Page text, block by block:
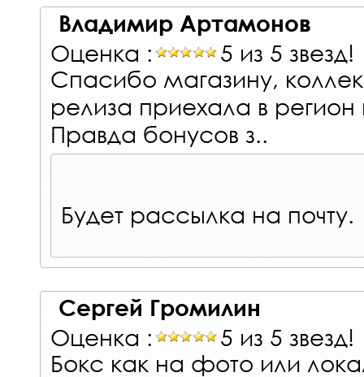
Владимир Артамонов
Оценка :
5 из 5 звезд!
Спасибо магазину,
релиза приехала в
Правда бонусов з..
Будет рассылка на почту.
Сергей Громилин
Оценка :
5 из 5 звезд!
Бокс как на фото или